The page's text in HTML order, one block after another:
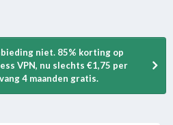
niet. 85% korting op
VPN, nu slechts €1,75 per
4 maanden gratis.